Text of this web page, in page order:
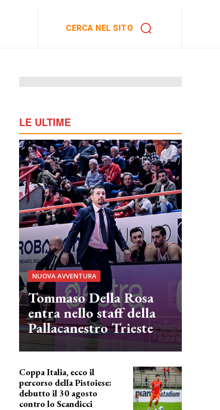
CERCA NEL SITO
LE ULTIME
NUOVA AVVENTURA
Tommaso Della Rosa
entra nello staff della
Pallacanestro Trieste
Coppa Italia, ecco il
percorso della Pistoiese:
debutto il 30 agosto
contro lo Scandicci